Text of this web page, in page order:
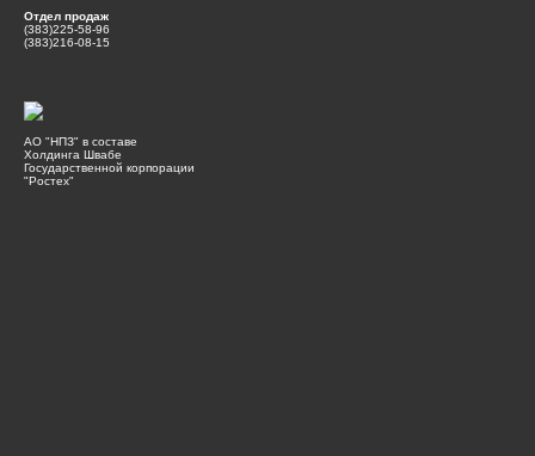
Отдел продаж
(383)225-58-96
(383)216-08-15
АО "НПЗ" в составе
Холдинга Швабе
Государственной корпорации
"Ростех"